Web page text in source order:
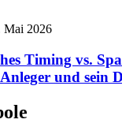
Mai 2026
Timing vs.
und sein